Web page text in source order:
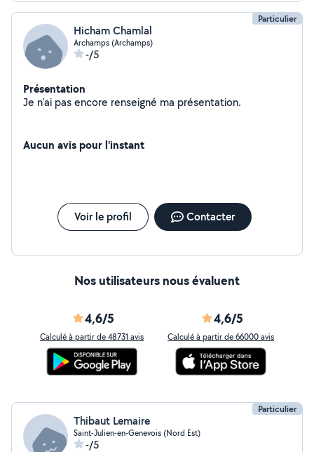
Particulier
Hicham Chamlal
Archamps (Archamps)
-/5
Présentation
Je n'ai pas encore renseigné ma présentation.
Aucun avis pour l'instant
Voir le profil Contacter
Nos utilisateurs nous évaluent
4,6/5
Calculé à partir de 48731 avis
4,6/5
Calculé à partir de 66000 avis
Particulier
Thibaut Lemaire
Saint-Julien-en-Genevois (Nord Est)
-/5